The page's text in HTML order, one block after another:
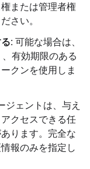
または管理者権
さい。
: 可能な場合は、
有効期限のある
クンを使用しま
ジェントは、与え
クセスできる任
ります。完全な
報のみを指定し